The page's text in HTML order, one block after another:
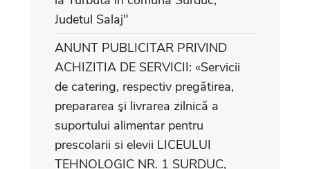
Judetul Salaj"
ANUNT PUBLICITAR PRIVIND
ACHIZITIA DE SERVICII: «Servicii
de catering, respectiv pregătirea,
prepararea şi livrarea zilnică a
suportului alimentar pentru
prescolarii si elevii LICEULUI
TEHNOLOGIC NR. 1 SURDUC,